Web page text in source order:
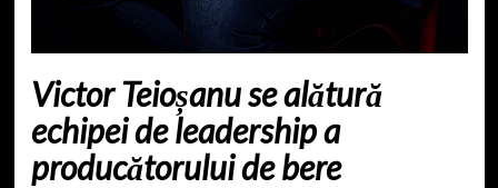
Victor Teioșanu se alătură
echipei de leadership a
producătorului de bere